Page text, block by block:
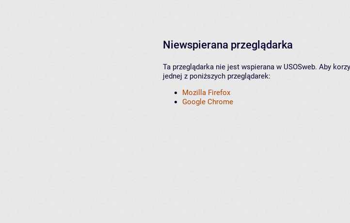
Niewspierana przeglądarka
Ta przeglądarka nie jest wspierana w USOSweb. Aby
jednej z poniższych przeglądarek:
Mozilla Firefox
Google Chrome